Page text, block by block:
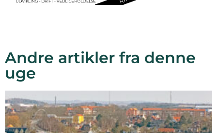
Andre artikler fra denne
uge